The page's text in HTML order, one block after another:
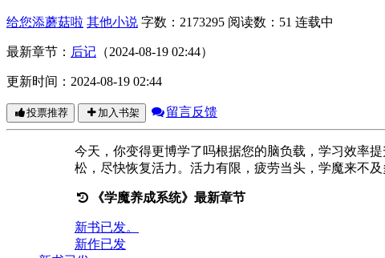
给您添蘑菇啦 其他小说 字数：2173295 阅读数：51 连载中
最新章节： 后记 （2024-08-19 02:44）
更新时间：2024-08-19 02:44
投票推荐 加入书架 留言反馈
今天，你变得更博学了吗根据您的脑负载，学习效率
松，尽快恢复活力。活力有限，疲劳当头，学魔来不
《学魔养成系统》最新章节
新书已发。
新作已发